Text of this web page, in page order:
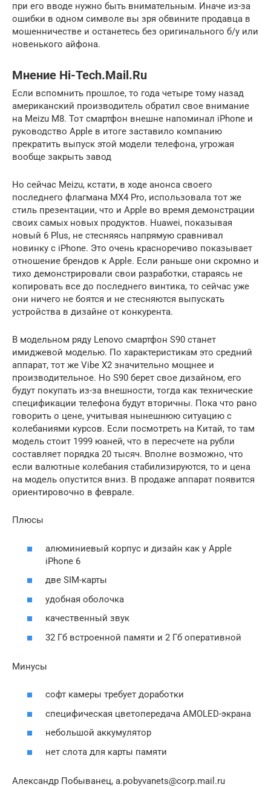
при его вводе нужно быть внимательным. Иначе из-за
ошибки в одном символе вы зря обвините продавца в
мошенничестве и останетесь без оригинального б/у или
новенького айфона.
Мнение Hi-Tech.Mail.Ru
Если вспомнить прошлое, то года четыре тому назад
американский производитель обратил свое внимание
на Meizu M8. Тот смартфон внешне напоминал iPhone и
руководство Apple в итоге заставило компанию
прекратить выпуск этой модели телефона, угрожая
вообще закрыть завод
Но сейчас Meizu, кстати, в ходе анонса своего
последнего флагмана MX4 Pro, использовала тот же
стиль презентации, что и Apple во время демонстрации
своих самых новых продуктов. Huawei, показывая
новый 6 Plus, не стесняясь напрямую сравнивал
новинку с iPhone. Это очень красноречиво показывает
отношение брендов к Apple. Если раньше они скромно и
тихо демонстрировали свои разработки, стараясь не
копировать все до последнего винтика, то сейчас уже
они ничего не боятся и не стесняются выпускать
устройства в дизайне от конкурента.
В модельном ряду Lenovo смартфон S90 станет
имиджевой моделью. По характеристикам это средний
аппарат, тот же Vibe X2 значительно мощнее и
производительное. Но S90 берет свое дизайном, его
будут покупать из-за внешности, тогда как технические
спецификации телефона будут вторичны. Пока что рано
говорить о цене, учитывая нынешнюю ситуацию с
колебаниями курсов. Если посмотреть на Китай, то там
модель стоит 1999 юаней, что в пересчете на рубли
составляет порядка 20 тысяч. Вполне возможно, что
если валютные колебания стабилизируются, то и цена
на модель опустится вниз. В продаже аппарат появится
ориентировочно в феврале.
Плюсы
алюминиевый корпус и дизайн как у Apple
iPhone 6
две SIM-карты
удобная оболочка
качественный звук
32 Гб встроенной памяти и 2 Гб оперативной
Минусы
софт камеры требует доработки
специфическая цветопередача AMOLED-экрана
небольшой аккумулятор
нет слота для карты памяти
Александр Побыванец, a.pobyvanets@corp.mail.ru